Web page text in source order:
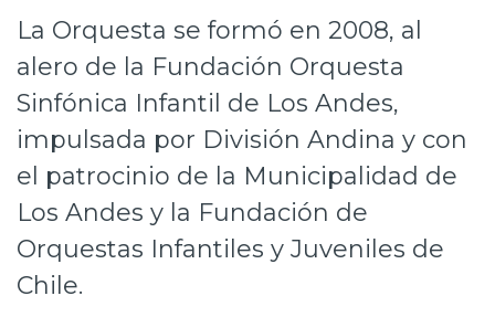
Proyectos
Sustentabilidad
Innovación
Prensa
Trabaja en Codelco
La Orquesta se formó en 2008, al
alero de la Fundación Orquesta
Sinfónica Infantil de Los Andes,
impulsada por División Andina y con
el patrocinio de la Municipalidad de
Los Andes y la Fundación de
Orquestas Infantiles y Juveniles de
Chile.